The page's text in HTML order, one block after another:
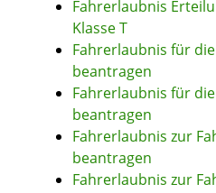
Fahrerlaubnis
Klasse T
Fahrerlaubnis für
beantragen
Fahrerlaubnis für
beantragen
Fahrerlaubnis zur
beantragen
Fahrerlaubnis zur